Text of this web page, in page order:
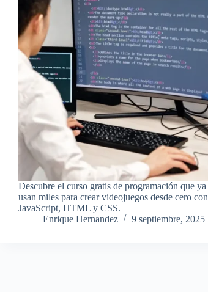
Descubre el curso gratis de programación que ya
usan miles para crear videojuegos desde cero con
JavaScript, HTML y CSS.
Enrique Hernandez
9 septiembre, 2025